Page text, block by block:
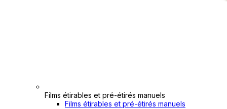
Films étirables et pré-étirés manuels
Films étirables et pré-étirés manuels